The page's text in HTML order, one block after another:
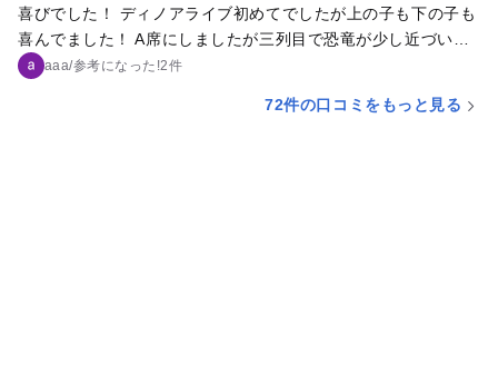
も、そして何度来ても、この博物館は 恐竜好きの心をガッチリ
掴んで離さない魅力 にあふれています。展示は迫力満点、施設
は綺麗で過ごしやすく、家族連れにも大満足の場所😊💕 息子の
は、これまで以上に特別で、心に残る1日になりました🦕❤️✨オ
喜びでした！ ディノアライブ初めてでしたが上の子も下の子も
喜んでました！ A席にしましたが三列目で恐竜が少し近づいて
くる時怖がっていたので充分でした！ 公園なども楽しんでたの
aaa/参考になった!2件
72件の口コミをもっと見る